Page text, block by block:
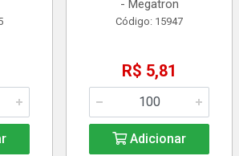
- Megatron
Código: 15947
R$ 5,81
Adicionar